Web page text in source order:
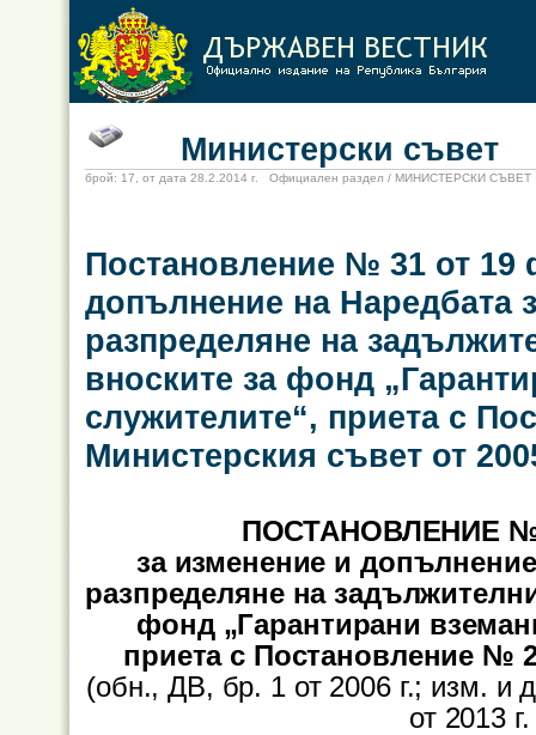
Министерски съвет
брой: 17, от дата 28.2.2014 г. Официален раздел / МИНИСТЕРСКИ СЪВЕТ
Постановление № 31 от 19
допълнение на Наредбата
разпределяне на
вноските за фонд
служителите“, приета с
Министерския съвет от
ПОСТАНОВЛЕНИЕ №
за изменение и
разпределяне на
фонд „Гарантирани
приета с Постановление №
(обн., ДВ, бр. 1 от 2006 г.; изм. и
от 2013